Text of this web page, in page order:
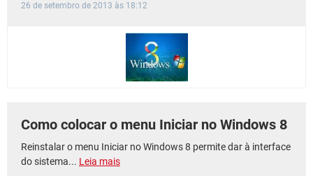
26 de setembro de 2013 às 18:12
Como colocar o menu Iniciar no Windows 8
Reinstalar o menu Iniciar no Windows 8 permite dar à interface
do sistema... Leia mais